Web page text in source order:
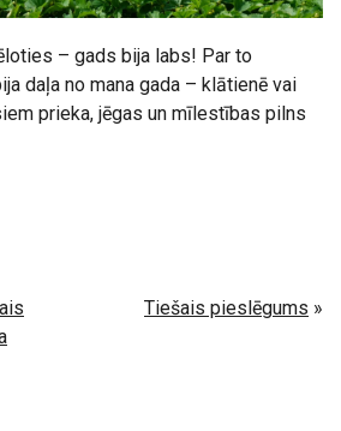
– gads bija labs! Par to
daļa no mana gada – klātienē vai
prieka, jēgas un mīlestības pilns
Tiešais pieslēgums »